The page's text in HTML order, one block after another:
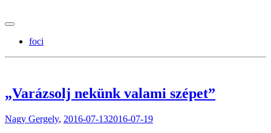
foci
„Varázsolj nekünk valami szépet”
Nagy Gergely, 2016-07-132016-07-19